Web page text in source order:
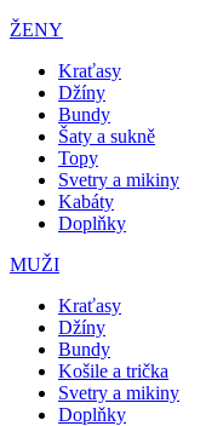
ŽENY
Kraťasy
Džíny
Bundy
Šaty a sukně
Topy
Svetry a mikiny
Kabáty
Doplňky
MUŽI
Kraťasy
Džíny
Bundy
Košile a trička
Svetry a mikiny
Doplňky